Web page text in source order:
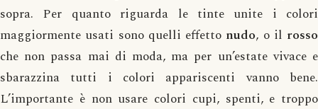
sopra. Per quanto riguarda le tinte unite i colori
maggiormente usati sono quelli effetto nudo, o il rosso
che non passa mai di moda, ma per un’estate vivace e
sbarazzina tutti i colori appariscenti vanno bene.
L’importante è non usare colori cupi, spenti, e troppo